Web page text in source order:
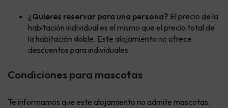
¿Quieres reservar para una persona? El precio de la
habitación individual es el mismo que el precio total de
la habitación doble. Este alojamiento no ofrece
descuentos para individuales.
Condiciones para mascotas
Te informamos que este alojamiento no admite mascotas.